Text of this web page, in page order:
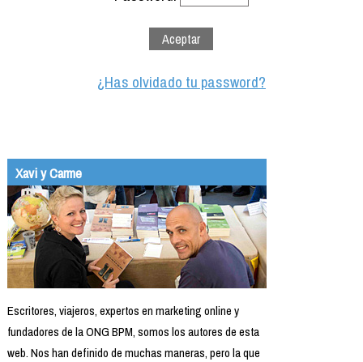
¿Has olvidado tu password?
Xavi y Carme
Escritores, viajeros, expertos en marketing online y
fundadores de la ONG BPM, somos los autores de esta
web. Nos han definido de muchas maneras, pero la que